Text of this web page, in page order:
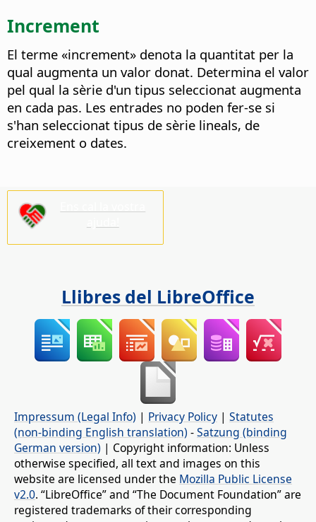
Increment
El terme «increment» denota la quantitat per la
qual augmenta un valor donat. Determina el valor
pel qual la sèrie d'un tipus seleccionat augmenta
en cada pas. Les entrades no poden fer-se si
s'han seleccionat tipus de sèrie lineals, de
creixement o dates.
Llibres del LibreOffice
Impressum (Legal Info) | Privacy Policy | Statutes
(non-binding English translation) -Satzung (binding
German version) | Copyright information: Unless
otherwise specified, all text and images on this
website are licensed under the Mozilla Public License
v2.0. “LibreOffice” and “The Document Foundation” are
registered trademarks of their corresponding